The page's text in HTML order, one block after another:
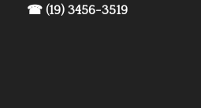
☎ (19) 3456-3519